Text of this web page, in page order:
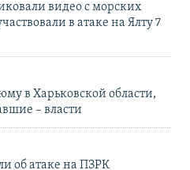
видео с морских
в атаке на Ялту 7
в Харьковской области,
– власти
об атаке на ПЗРК